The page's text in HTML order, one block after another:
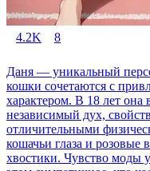
4.2K 8
Даня — уникальный
кошки сочетаются с
характером. В 18 лет
независимый дух,
отличительными
кошачьи глаза и
хвостики. Чувство моды